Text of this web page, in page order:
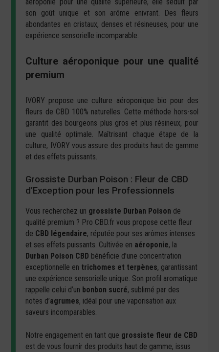
aéroponie pour une qualité supérieure, elle séduit par
son goût unique et son arôme enivrant. Des fleurs
abondantes en cristaux, denses et résineuses, pour une
expérience sensorielle incomparable.
Culture aéroponique pour une qualité
premium
IVORY propose une culture aéroponique bio pour des
fleurs de CBD 100% naturelles. Cette méthode hors-sol
garantit des bourgeons plus gros et plus résineux, pour
une qualité optimale. Maîtrisant chaque étape de la
culture, IVORY vous assure des produits haut de gamme
et des effets puissants.
Grossiste Durban Poison : Fleur de CBD
d’Exception pour les Professionnels
Vous recherchez un grossiste Durban Poison de
qualité premium ? Pro CBD.fr vous propose cette fleur
de CBD légendaire, réputée pour ses arômes intenses
et ses effets puissants. Cultivée en aéroponie, la
Durban Poison CBD bénéficie d’une concentration
exceptionnelle en trichomes et terpènes, garantissant
une expérience sensorielle unique. Son profil aromatique
rappelle celui d’un bonbon sucré, sublimé par des
notes d’agrumes, idéal pour une vaporisation aux
saveurs incomparables.
Notre engagement en tant que grossiste fleur de CBD
est de vous fournir des produits haut de gamme, issus